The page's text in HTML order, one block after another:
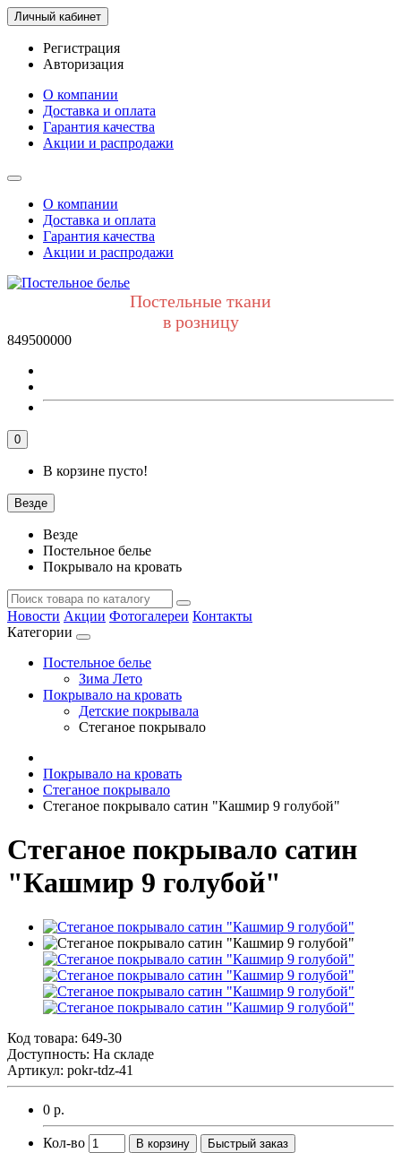
Личный кабинет
Регистрация
Авторизация
О компании
Доставка и оплата
Гарантия качества
Акции и распродажи
О компании
Доставка и оплата
Гарантия качества
Акции и распродажи
Постельные ткани
в розницу
849500000
0
В корзине пусто!
Везде
Везде
Постельное белье
Покрывало на кровать
Новости Акции Фотогалереи Контакты
Категории
Постельное белье
Зима Лето
Покрывало на кровать
Детские покрывала
Стеганое покрывало
Покрывало на кровать
Стеганое покрывало
Стеганое покрывало сатин "Кашмир 9 голубой"
Стеганое покрывало сатин
"Кашмир 9 голубой"
Код товара: 649-30
Доступность: На складе
Артикул: pokr-tdz-41
0 р.
Кол-во В корзину Быстрый заказ